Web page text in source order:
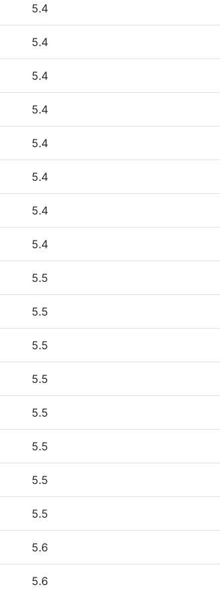
5.4
5.4
5.4
5.4
5.4
5.4
5.4
5.4
5.5
5.5
5.5
5.5
5.5
5.5
5.5
5.5
5.6
5.6